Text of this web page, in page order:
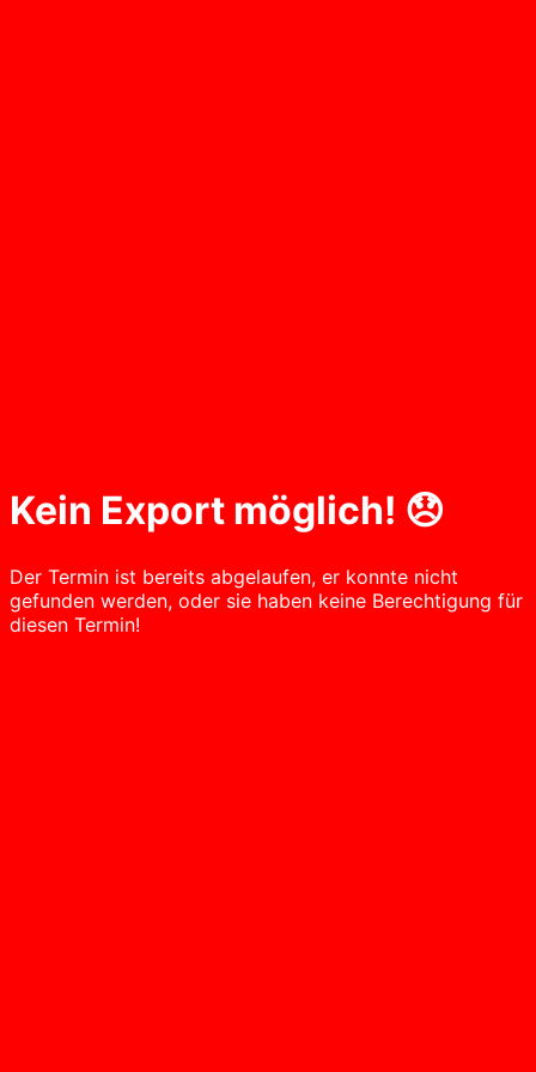
Kein Export möglich! 😞
Der Termin ist bereits abgelaufen, er konnte nicht
gefunden werden, oder sie haben keine Berechtigung für
diesen Termin!